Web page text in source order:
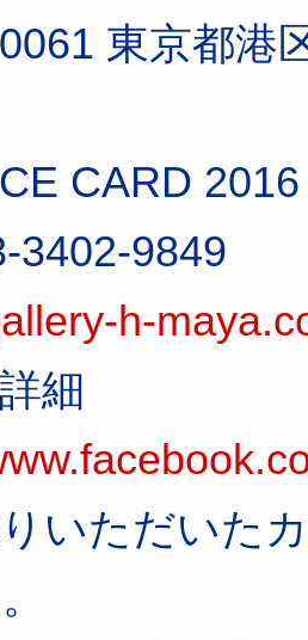
東京都港
CARD
3402-9849
h-
細
いただいた